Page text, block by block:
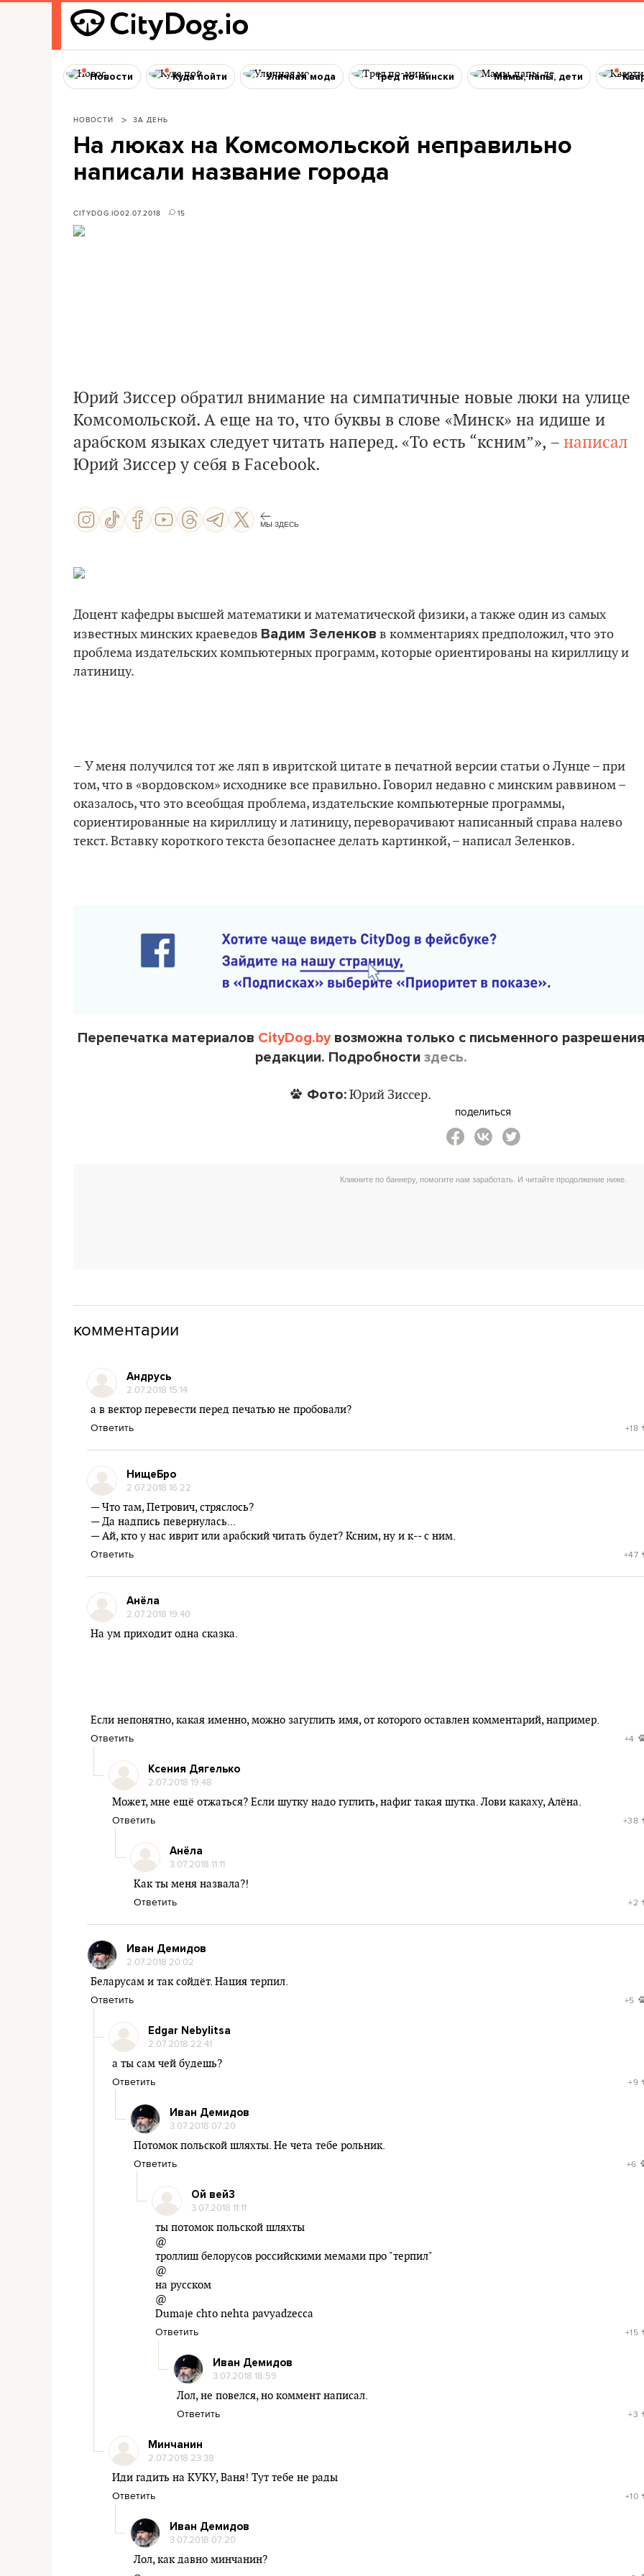
Новости Куда пойти Уличная мода Тред по-мински Мамы, папы, дети
НОВОСТИ ЗА ДЕНЬ
На люках на Комсомольской неправильно
написали название города
CITYDOG.IO02.07.2018 15
Юрий Зиссер обратил внимание на симпатичные новые люки на улице
Комсомольской. А еще на то, что буквы в слове «Минск» на идише и
арабском языках следует читать наперед. «То есть “ксним”», – написал
Юрий Зиссер у себя в Facebook.
МЫ ЗДЕСЬ
Доцент кафедры высшей математики и математической физики, а также один из самых
известных минских краеведов Вадим Зеленков в комментариях предположил, что это
проблема издательских компьютерных программ, которые ориентированы на кириллицу и
латиницу.
– У меня получился тот же ляп в ивритской цитате в печатной версии статьи о Лунце – при
том, что в «вордовском» исходнике все правильно. Говорил недавно с минским раввином –
оказалось, что это всеобщая проблема, издательские компьютерные программы,
сориентированные на кириллицу и латиницу, переворачивают написанный справа налево
текст. Вставку короткого текста безопаснее делать картинкой, – написал Зеленков.
Перепечатка материалов CityDog.byвозможна только с письменного разрешения
редакции. Подробности здесь.
Фото:Юрий Зиссер.
поделиться
комментарии
Андрусь
2.07.2018 15:14
а в вектор перевести перед печатью не пробовали?
Ответить +18
НищеБро
2.07.2018 16:22
— Что там, Петрович, стряслось?
— Да надпись певернулась...
— Ай, кто у нас иврит или арабский читать будет? Ксним, ну и к-- с ним.
Ответить +47
Анёла
2.07.2018 19:40
На ум приходит одна сказка.
Если непонятно, какая именно, можно загуглить имя, от которого оставлен комментарий, например.
Ответить +4
Ксения Дягелько
2.07.2018 19:48
Может, мне ещё отжаться? Если шутку надо гуглить, нафиг такая шутка. Лови какаху, Алёна.
Ответить +38
Анёла
3.07.2018 11:11
Как ты меня назвала?!
Ответить +2
Иван Демидов
2.07.2018 20:02
Беларусам и так сойдёт. Нация терпил.
Ответить +5
Edgar Nebylitsa
2.07.2018 22:41
а ты сам чей будешь?
Ответить +9
Иван Демидов
3.07.2018 07:20
Потомок польской шляхты. Не чета тебе рольник.
Ответить +6
Ой вей3
3.07.2018 11:11
ты потомок польской шляхты
@
троллиш белорусов российскими мемами про "терпил"
@
на русском
@
Dumaje chto nehta pavyadzecca
Ответить +15
Иван Демидов
3.07.2018 18:59
Лол, не повелся, но коммент написал.
Ответить +3
Минчанин
2.07.2018 23:38
Иди гадить на КУКУ, Ваня! Тут тебе не рады
Ответить +10
Иван Демидов
3.07.2018 07:20
Лол, как давно минчанин?